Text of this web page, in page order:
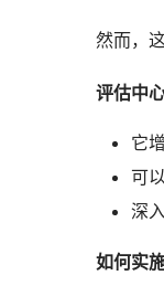
然而，
评估中
它
可
深
如何实